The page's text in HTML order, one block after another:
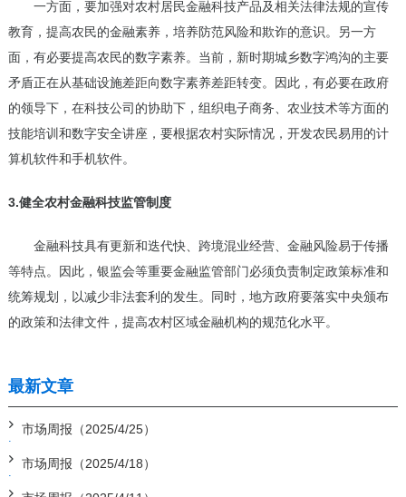
一方面，要加强对农村居民金融科技产品及相关法律法规的宣传
教育，提高农民的金融素养，培养防范风险和欺诈的意识。另一方
面，有必要提高农民的数字素养。当前，新时期城乡数字鸿沟的主要
矛盾正在从基础设施差距向数字素养差距转变。因此，有必要在政府
的领导下，在科技公司的协助下，组织电子商务、农业技术等方面的
技能培训和数字安全讲座，要根据农村实际情况，开发农民易用的计
算机软件和手机软件。
3.健全农村金融科技监管制度
金融科技具有更新和迭代快、跨境混业经营、金融风险易于传播
等特点。因此，银监会等重要金融监管部门必须负责制定政策标准和
统筹规划，以减少非法套利的发生。同时，地方政府要落实中央颁布
的政策和法律文件，提高农村区域金融机构的规范化水平。
最新文章
市场周报（2025/4/25）
市场周报（2025/4/18）